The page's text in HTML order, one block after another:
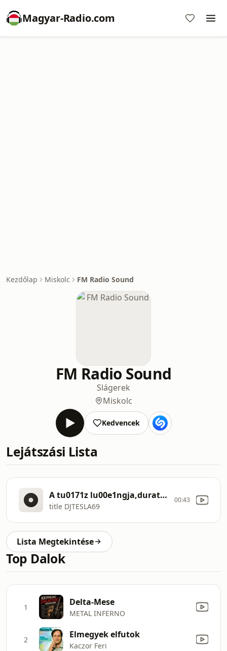
Magyar-Radio.com
Kezdőlap Miskolc FM Radio Sound
FM Radio Sound
Slágerek
Miskolc
Kedvencek
Lejátszási Lista
A tu0171z lu00e1ngja,duration 177
title DJTESLA69
00:43
Lista Megtekintése
Top Dalok
1 Delta-Mese
METAL INFERNO
2 Elmegyek elfutok
Kaczor Feri